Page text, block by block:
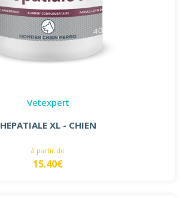
Vetexpert
HEPATIALE XL - CHIEN
à partir de
15.40€